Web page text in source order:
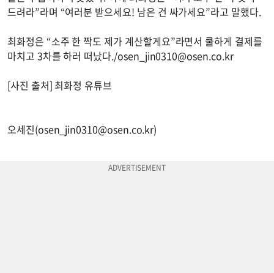
드려라”라며 “여러분 받으세요! 남은 건 싸가세요”라고 말했다.
최화정은 “소주 한 짝도 제가 계산할게요”라면서 쿨하게 결제를
마치고 3차를 하러 떠났다./osen_jin0310@osen.co.kr
[사진 출처] 최화정 유튜브
오세진(osen_jin0310@osen.co.kr)